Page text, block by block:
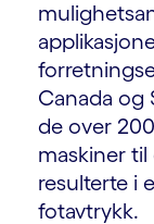
Canada og
de over
maskiner
resulterte i
fotavtrykk.